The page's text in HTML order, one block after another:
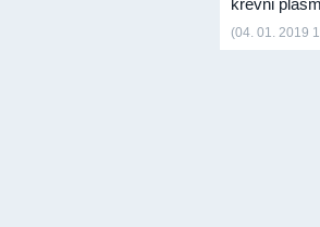
krevni
(04. 01. 2019